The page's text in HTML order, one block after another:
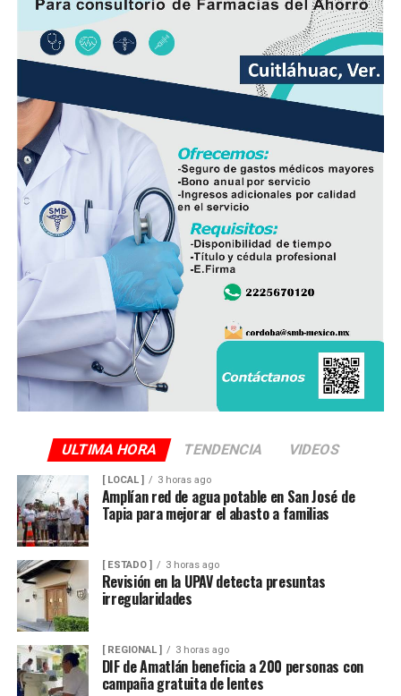
consideró que su ejecución mejorará las condiciones de
movilidad y seguridad para quienes diariamente utilizan
esta vialidad.
A la inauguración asistieron integrantes del Cabildo,
funcionarios municipales, representantes del comité de
obra y habitantes de la comunidad, quienes recorrieron
el tramo rehabilitado.
Con esta obra, el Ayuntamiento dio inicio formal al
programa de infraestructura de la presente
administración, con el objetivo de mejorar las vialidades
y fortalecer los servicios en distintos sectores del
municipio.
ULTIMA HORA TENDENCIA VIDEOS
[ LOCAL ] 3 horas ago
Amplían red de agua potable en San José de
Tapia para mejorar el abasto a familias
[ ESTADO ] 3 horas ago
Revisión en la UPAV detecta presuntas
irregularidades
[ REGIONAL ] 3 horas ago
DIF de Amatlán beneficia a 200 personas con
campaña gratuita de lentes